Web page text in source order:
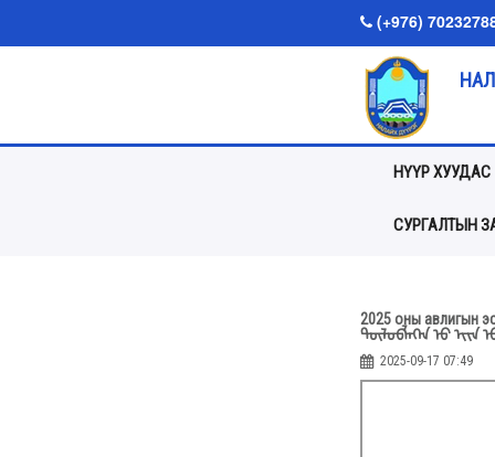
(+976)
НҮҮР ХУУДАС
СУРГАЛТЫН
2025 оны авлигын
ᠲᠥᠯᠦᠪᠯᠡᢉᠡᠨ ᠦ᠋ ᠡᢈᠢᠨ ᠦ᠋
2025-09-17 07:49